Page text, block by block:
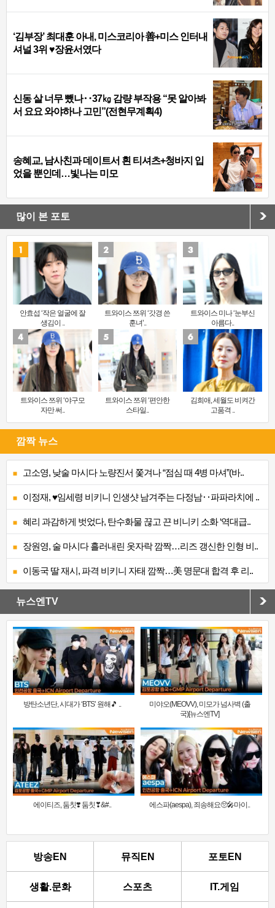
‘김부장’ 최대훈 아내, 미스코리아 善+미스 인터내
셔널 3위 ♥장윤서였다
신동 살 너무 뺐나‥37㎏ 감량 부작용 “못 알아봐
서 요요 와야하나 고민”(전현무계획4)
송혜교, 남사친과 데이트서 흰 티셔츠+청바지 입
었을 뿐인데…빛나는 미모
많이 본 포토
안효섭 ‘작은 얼굴에 잘
생김이 ..
트와이스 쯔위 ‘갓경 쓴
훈녀’..
트와이스 미나 ‘눈부신
아름다..
트와이스 쯔위 ‘야구모
자만 써..
트와이스 쯔위 ‘편안한
스타일..
김희애, 세월도 비켜간
고품격 ..
깜짝 뉴스
고소영, 낮술 마시다 노량진서 쫓겨나 “점심 때 4병 마셔”(바..
이정재, ♥임세령 비키니 인생샷 남겨주는 다정남‥파파라치에 ..
혜리 과감하게 벗었다, 탄수화물 끊고 끈 비니키 소화 ‘역대급..
장원영, 술 마시다 흘러내린 옷자락 깜짝…리즈 갱신한 인형 비..
이동국 딸 재시, 파격 비키니 자태 깜짝…美 명문대 합격 후 리..
뉴스엔TV
방탄소년단, 시대가 ‘BTS’ 원해🎵 ..
미야오(MEOVV), 미모가 넘사벽 (출
국)[뉴스엔TV]
에이티즈, 둠칫❣️ 둠칫❣&#.. 에스파(aespa), 죄송해요🥺🎤마이..
방송EN 뮤직EN 포토EN
생활.문화 스포츠 IT.게임